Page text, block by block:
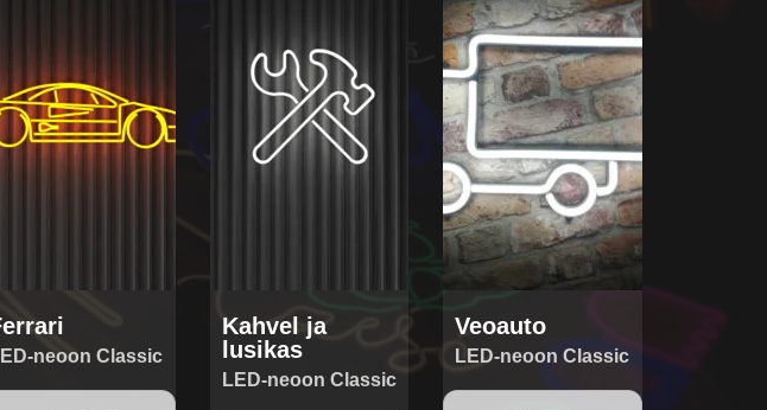
neoon Classic
Kahvel ja
lusikas
LED-neoon Classic
variants.
page
Veoauto
LED-neoon Classic